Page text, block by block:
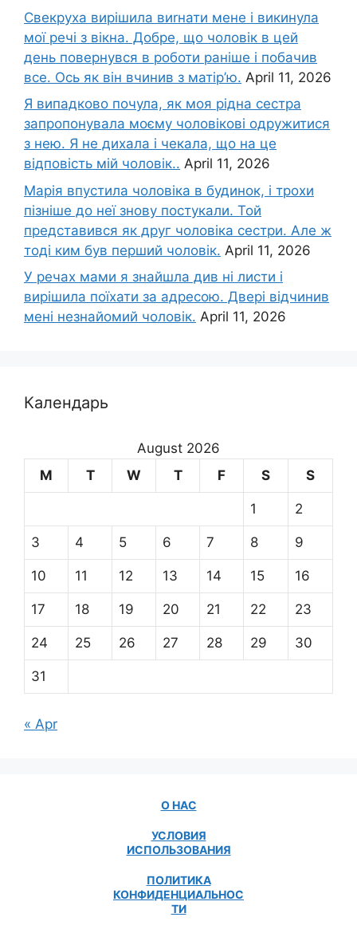
Свекруха вирішила виrнати мене і викинула
мої речі з вікна. Добре, що чоловік в цей
день повернувся в роботи раніше і побачив
все. Ось як він вчинив з матір’ю. April 11, 2026
Я випадково почула, як моя рідна сестра
запропонувала моєму чоловікові одружитися
з нею. Я не дихала і чекала, що на це
відповість мій чоловік.. April 11, 2026
Марія впустила чоловіка в будинок, і трохи
пізніше до неї знову постукали. Той
представився як друг чоловіка сестри. Але ж
тоді ким був перший чоловік. April 11, 2026
У речах мами я знайшла див ні листи і
вирішила поїхати за адресою. Двері відчинив
мені незнайомий чоловік. April 11, 2026
Календарь
August 2026
M
T W T F S S
1 2
3 4 5 6 7 8 9
10 11 12 13 14 15 16
17 18 19 20 21 22 23
24 25 26 27 28 29 30
31
« Apr
О НАС
УСЛОВИЯ
ИСПОЛЬЗОВАНИЯ
ПОЛИТИКА
КОНФИДЕНЦИАЛЬНОС
ТИ